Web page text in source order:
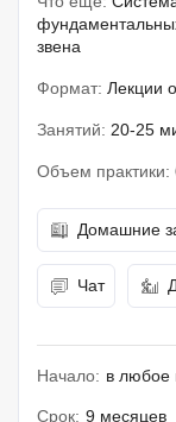
звена
Формат: Лекции
Занятий: 20-25
Объем практики:
Домашние
Чат
Начало: в любое
Срок: 9 месяцев